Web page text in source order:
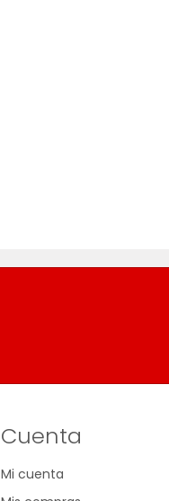
Cuenta
Mi cuenta